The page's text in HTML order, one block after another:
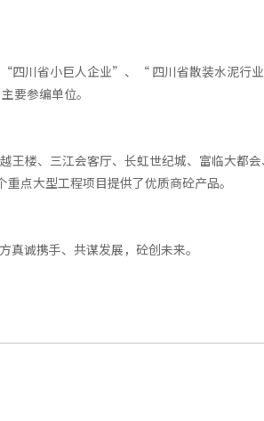
“四川省小巨人企业”、“ 四川省散装水泥
要参编单位。
楼、三江会客厅、长虹世纪城、富临大都
点大型工程项目提供了优质商砼产品。
诚携手、共谋发展，砼创未来。